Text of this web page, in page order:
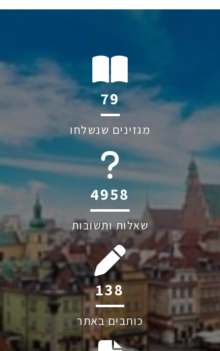
118
מגזינים שנשלחו
6045
שאלות ותשובות
206
כותבים באתר